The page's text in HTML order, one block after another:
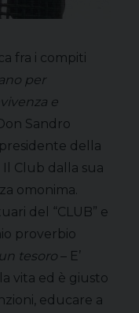
fra i compiti
per
e
Sandro
della
Club dalla sua
omonima.
del “CLUB” e
proverbio
tesoro – E’
vita ed è giusto
educare a